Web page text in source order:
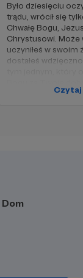
Było dziesięciu
trądu, wrócił się
Chwałę Bogu,
Chrystusowi. Może
uczyniłeś w swoim
dostałeś
pierwszy piątek
Dom